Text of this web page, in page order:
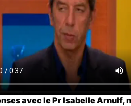
avec le Pr Isabelle